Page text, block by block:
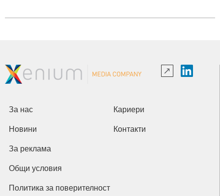
За нас Кариери
Новини Контакти
За реклама
Общи условия
Политика за поверителност